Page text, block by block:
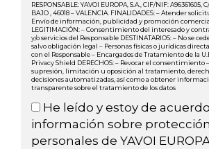
RESPONSABLE: YAVOI EUROPA, S.A., CIF/NIF: A96361605,
BAJO , 46018 – VALENCIA. FINALIDADES: – Atender
Envío de información, publicidad y promoción
LEGITIMACIÓN: – Consentimiento del interesado y
y/o servicios del Responsable DESTINATARIOS: – No se
salvo obligación legal – Personas físicas o jurídicas
con el Responsable – Encargados de Tratamiento de la
Privacy Shield DERECHOS: – Revocar el consentimiento
supresión, limitación u oposición al tratamiento,
decisiones automatizadas, así como a obtener
transparente sobre el tratamiento de los datos
He leído y estoy de
información sobre
personales de YAVOI